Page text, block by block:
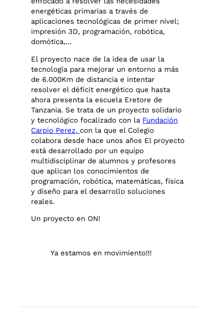
energéticas primarias a través de
aplicaciones tecnológicas de primer nivel;
impresión 3D, programación, robótica,
domótica,…
El proyecto nace de la idea de usar la
tecnología para mejorar un entorno a más
de 6.000Km de distancia e intentar
resolver el déficit energético que hasta
ahora presenta la escuela Eretore de
Tanzania. Se trata de un proyecto solidario
y tecnológico focalizado con la Fundación
Carpio Perez,con la que el Colegio
colabora desde hace unos años El proyecto
está desarrollado por un equipo
multidisciplinar de alumnos y profesores
que aplican los conocimientos de
programación, robótica, matemáticas, física
y diseño para el desarrollo soluciones
reales.
Un proyecto en ON!
Ya estamos en movimiento!!!